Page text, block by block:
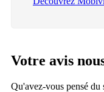
Votre avis
Qu'avez-vous pensé du